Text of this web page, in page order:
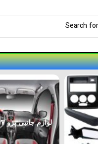
لوازم جانبی پژو ۲۰۷